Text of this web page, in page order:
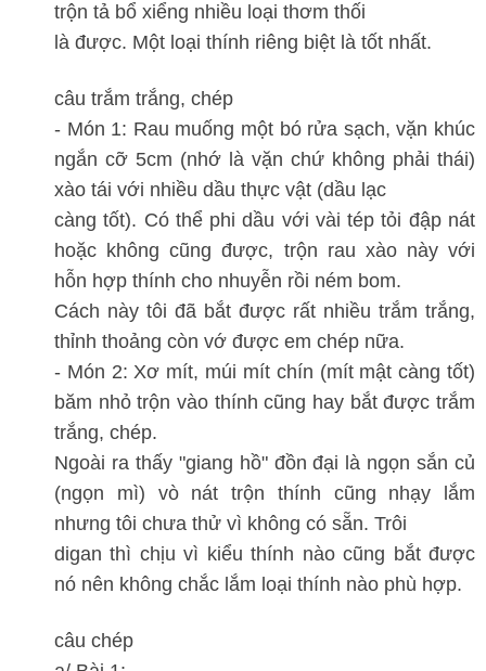
trộn tả bổ xiểng nhiều loại thơm thối
là được. Một loại thính riêng biệt là tốt nhất.
câu trắm trắng, chép
- Món 1: Rau muống một bó rửa sạch, vặn khúc
ngắn cỡ 5cm (nhớ là vặn chứ không phải thái)
xào tái với nhiều dầu thực vật (dầu lạc
càng tốt). Có thể phi dầu với vài tép tỏi đập nát
hoặc không cũng được, trộn rau xào này với
hỗn hợp thính cho nhuyễn rồi ném bom.
Cách này tôi đã bắt được rất nhiều trắm trắng,
thỉnh thoảng còn vớ được em chép nữa.
- Món 2: Xơ mít, múi mít chín (mít mật càng tốt)
băm nhỏ trộn vào thính cũng hay bắt được trắm
trắng, chép.
Ngoài ra thấy "giang hồ" đồn đại là ngọn sắn củ
(ngọn mì) vò nát trộn thính cũng nhạy lắm
nhưng tôi chưa thử vì không có sẵn. Trôi
digan thì chịu vì kiểu thính nào cũng bắt được
nó nên không chắc lắm loại thính nào phù hợp.
câu chép